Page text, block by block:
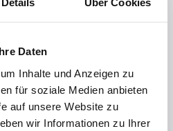
Daten
Inhalte und Anzeigen zu
für soziale Medien anbieten
auf unsere Website zu
wir Informationen zu Ihrer
Jahr